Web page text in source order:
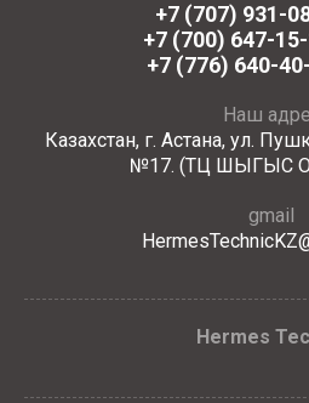
+7 (707) 931-
+7 (700) 647-
+7 (776) 640-
Наш
Казахстан, г. Астана, ул.
№17. (ТЦ ШЫГЫС
gmail
Hermes